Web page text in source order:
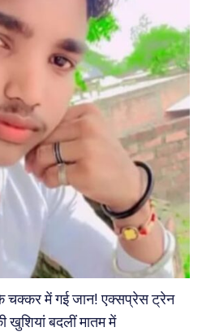
चक्कर में गई जान! एक्सप्रेस ट्रेन
खुशियां बदलीं मातम में